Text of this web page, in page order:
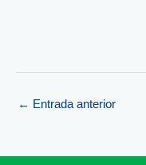
← Entrada anterior